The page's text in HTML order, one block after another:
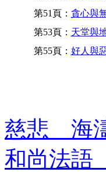
第51頁： 貪心與
第53頁： 天堂與
第55頁： 好人與
慈悲 海
和尚法語